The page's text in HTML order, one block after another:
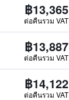
฿13,365
ต่อคืนรวม VAT
฿13,887
ต่อคืนรวม VAT
฿14,122
ต่อคืนรวม VAT